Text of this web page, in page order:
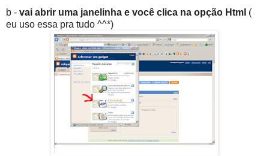
b - vai abrir uma janelinha e você clica na opção Html (
eu uso essa pra tudo ^^*)